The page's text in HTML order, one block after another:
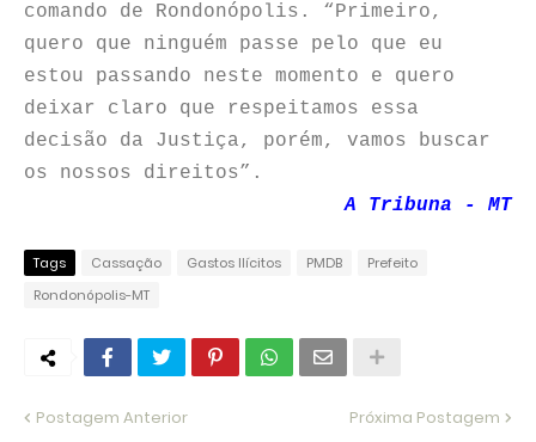
comando de Rondonópolis. “Primeiro,
quero que ninguém passe pelo que eu
estou passando neste momento e quero
deixar claro que respeitamos essa
decisão da Justiça, porém, vamos buscar
os nossos direitos”.
A Tribuna - MT
Tags Cassação Gastos Ilícitos PMDB
Prefeito
Rondonópolis-MT
Postagem Anterior Próxima Postagem